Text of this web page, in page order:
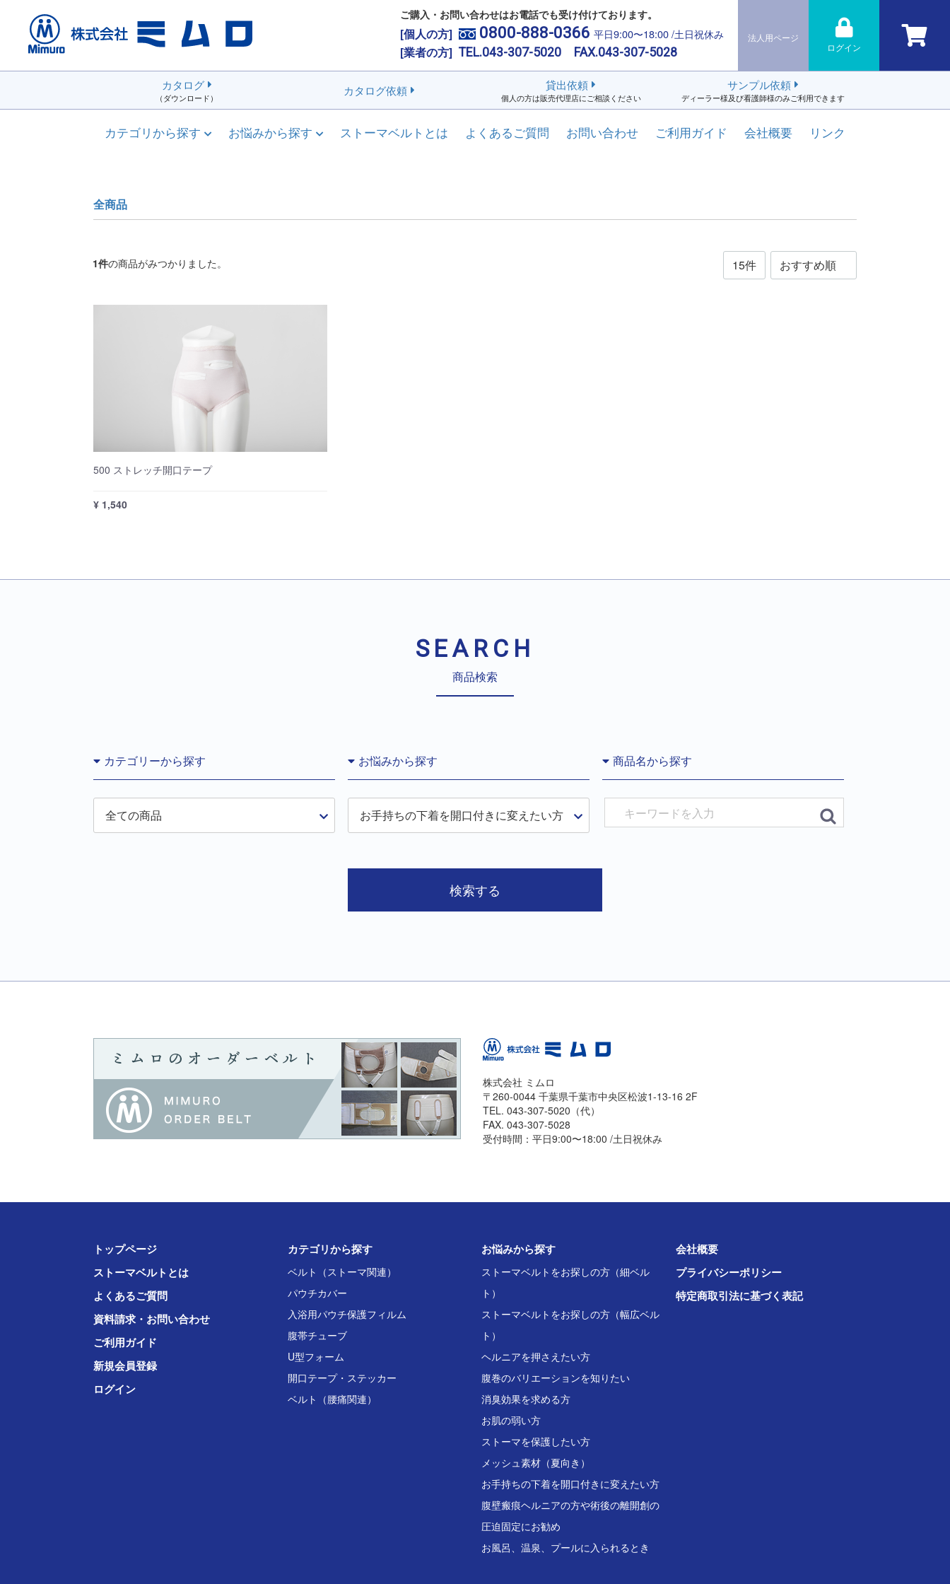
ご購入・お問い合わせはお電話でも受け付けております。
[個人の方] 0800-888-0366 平日9:00〜18:00 /土日祝休み
[業者の方] TEL.043-307-5020 FAX.043-307-5028
法人用ページ
ログイン
カタログ
（ダウンロード） カタログ依頼 貸出依頼
個人の方は販売代理店にご相談ください
サンプル依頼
ディーラー様及び看護師様のみご利用できます
カテゴリから探す お悩みから探す ストーマベルトとは よくあるご質問 お問い合わせ ご利用ガイド 会社概要 リンク
全商品
1件の商品がみつかりました。
500 ストレッチ開口テープ
¥ 1,540
SEARCH
商品検索
カテゴリーから探す お悩みから探す 商品名から探す
株式会社 ミムロ
〒260-0044 千葉県千葉市中央区松波1-13-16 2F
TEL. 043-307-5020（代）
FAX. 043-307-5028
受付時間：平日9:00〜18:00 /土日祝休み
トップページ
ストーマベルトとは
よくあるご質問
資料請求・お問い合わせ
ご利用ガイド
新規会員登録
ログイン
カテゴリから探す
ベルト（ストーマ関連）
パウチカバー
入浴用パウチ保護フィルム
腹帯チューブ
U型フォーム
開口テープ・ステッカー
ベルト（腰痛関連）
お悩みから探す
ストーマベルトをお探しの方（細ベル
ト）
ストーマベルトをお探しの方（幅広ベル
ト）
ヘルニアを押さえたい方
腹巻のバリエーションを知りたい
消臭効果を求める方
お肌の弱い方
ストーマを保護したい方
メッシュ素材（夏向き）
お手持ちの下着を開口付きに変えたい方
腹壁瘢痕ヘルニアの方や術後の離開創の
圧迫固定にお勧め
お風呂、温泉、プールに入られるとき
会社概要
プライバシーポリシー
特定商取引法に基づく表記